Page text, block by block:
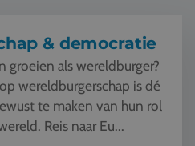
& democratie
groeien als wereldburger?
wereldburgerschap is dé
te maken van hun rol
Reis naar Eu...